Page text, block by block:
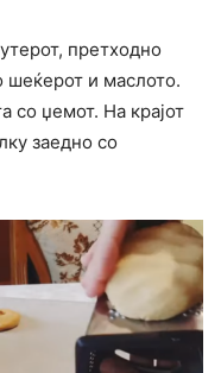
претходно
шеќерот и маслото.
со џемот. На крајот
заедно со